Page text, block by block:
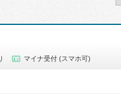
マイナ受付 (スマホ可)